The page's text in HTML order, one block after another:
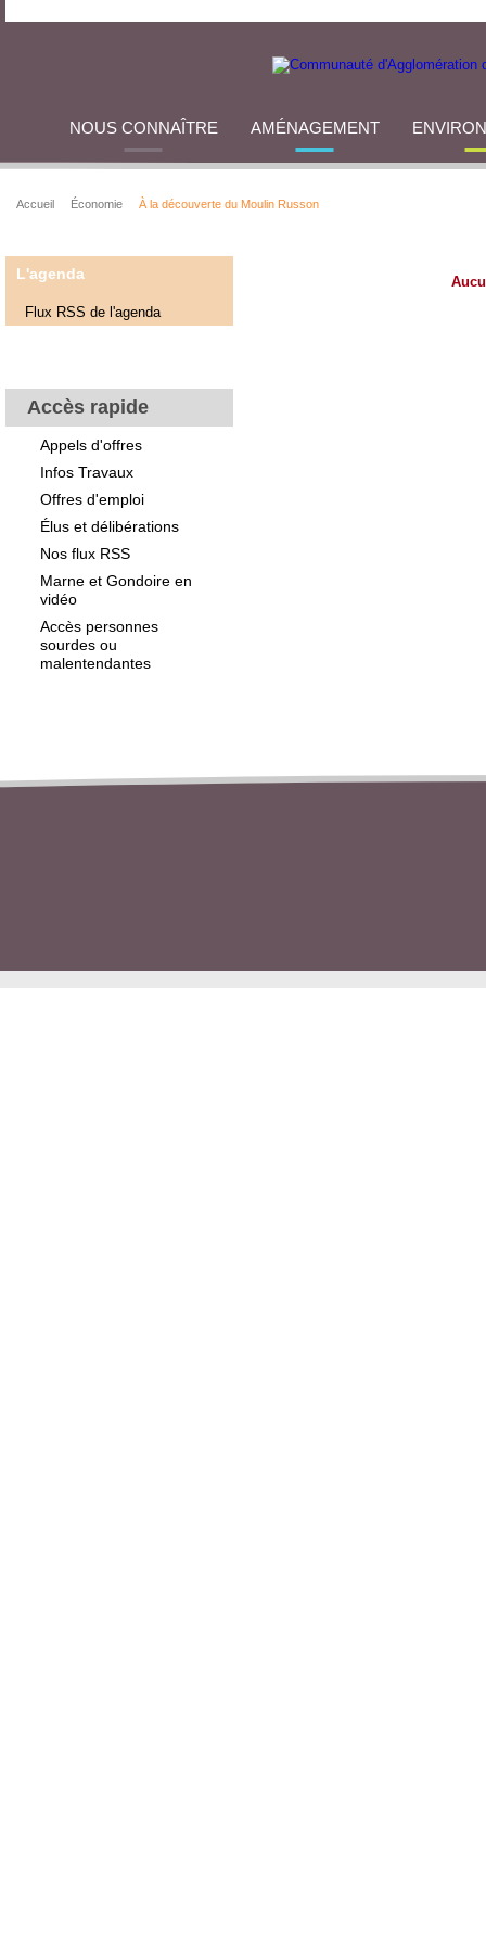
NOUS CONNAÎTRE AMÉNAGEMENT
Accueil Économie À la découverte du Moulin Russon
L'agenda
Flux RSS de l'agenda
Accès rapide
Appels d'offres
Infos Travaux
Offres d'emploi
Élus et délibérations
Nos flux RSS
Marne et Gondoire en
vidéo
Accès personnes
sourdes ou
malentendantes